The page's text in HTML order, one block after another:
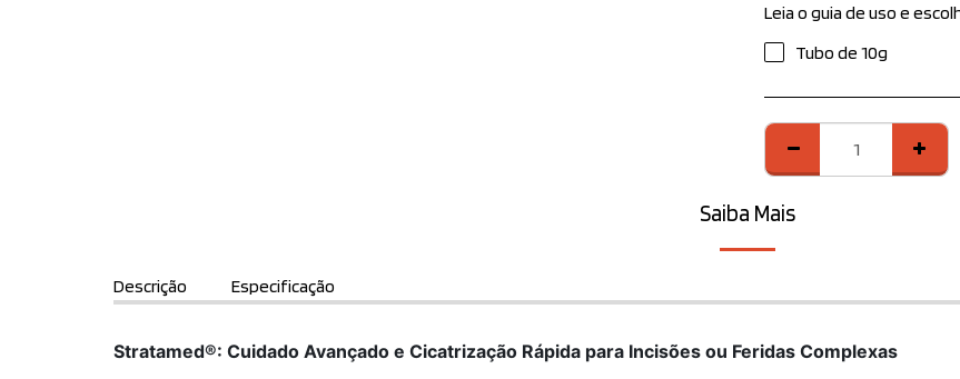
Leia o guia de uso e
Tubo de 10g
Saiba Mais
Descrição Especificação
Stratamed®: Cuidado Avançado e Cicatrização Rápida para Incisões ou Feridas Complexas